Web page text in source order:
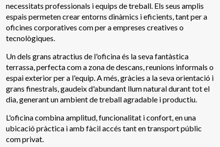
necessitats professionals i equips de treball. Els seus amplis
espais permeten crear entorns dinàmics i eficients, tant per a
oficines corporatives com per a empreses creatives o
tecnològiques.
Un dels grans atractius de l'oficina és la seva fantàstica
terrassa, perfecta com a zona de descans, reunions informals o
espai exterior per a l'equip. A més, gràcies a la seva orientació i
grans finestrals, gaudeix d'abundant llum natural durant tot el
dia, generant un ambient de treball agradable i productiu.
L'oficina combina amplitud, funcionalitat i confort, en una
ubicació pràctica i amb fàcil accés tant en transport públic
com privat.
Tècniques i funcionals
Sempre activades
Aquest lloc web utilitza cookies pròpies per recopilar
informació amb la finalitat de millorar els nostres serveis.
Si continua navegant, suposa l'acceptació de la instal·lació
de les mateixes. L'usuari té la possibilitat de configurar el
navegador podent, si així ho desitja, impedir que siguin
instal·lades al disc dur, encara que haurà de tenir en
compte que aquesta acció podrà ocasionar dificultats de
navegació de la pàgina web.
Analítiques i personalització
Permeten fer el seguiment i l'anàlisi del comportament
dels usuaris d'aquest lloc web. La informació recollida
mitjançant aquest tipus de cookies s'utilitza en el
mesurament de l'activitat del web per a l'elaboració de